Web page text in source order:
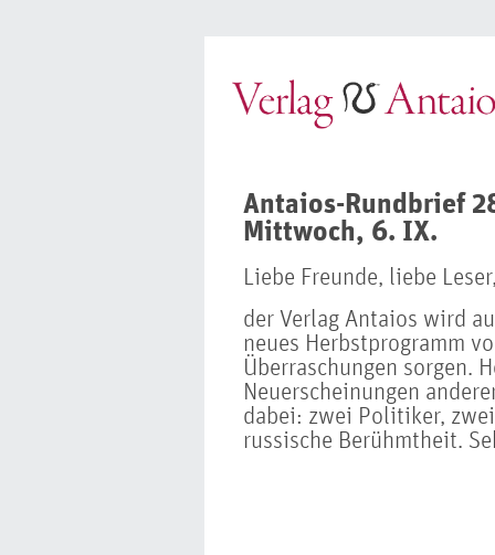
Antaios-Rundbrief
Mittwoch, 6. IX.
Liebe Freunde, liebe
der Verlag Antaios wird
neues Herbstprogramm
Überraschungen sorgen.
Neuerscheinungen
dabei: zwei Politiker,
russische Berühmtheit.